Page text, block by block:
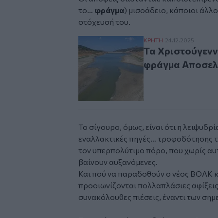
το… φράγμα) μισοάδειο, κάποιοι
στόχευσή του.
Τα Χριστούγεννα...
ΚΡΗΤΗ 24.12.2025
Τα
φράγμα
Το σίγουρο, όμως, είναι ότι η
εναλλακτικές πηγές… τροφοδότησης
τον υπερπολύτιμο πόρο, που χωρίς
βαίνουν αυξανόμενες.
Και πού να παραδοθούν ο νέος ΒΟΑΚ
προοιωνίζονται πολλαπλάσιες
συνακόλουθες πιέσεις, έναντι των